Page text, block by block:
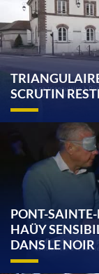
SCRUTIN
PONT-
HAÜY
DANS LE NOIR